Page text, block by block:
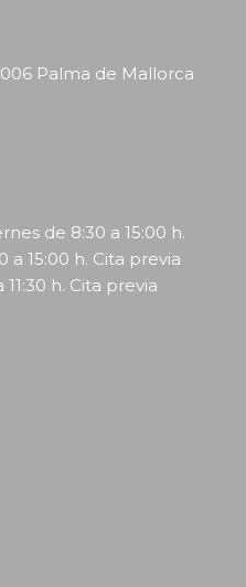
Palma de Mallorca
de 8:30 a 15:00 h.
a 15:00 h. Cita previa
h. Cita previa